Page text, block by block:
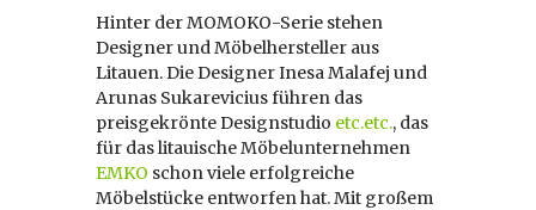
Hinter der MOMOKO-Serie stehen
Designer und Möbelhersteller aus
Litauen. Die Designer Inesa Malafej und
Arunas Sukarevicius führen das
preisgekrönte Designstudio etc.etc., das
für das litauische Möbelunternehmen
EMKO schon viele erfolgreiche
Möbelstücke entworfen hat. Mit großem